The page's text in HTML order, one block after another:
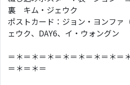
裏 キム・ジェウク
ポストカード：ジョン・ヨンファ
ェウク、DAY6、イ・ウォングン
＝＊＝＊＝＊＝＊＝＊＝＊＝＊＝
＝＊＝＊＝